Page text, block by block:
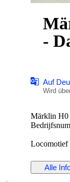
-
Auf
Wird
Märklin H0
Locomotief
Details:
Alle